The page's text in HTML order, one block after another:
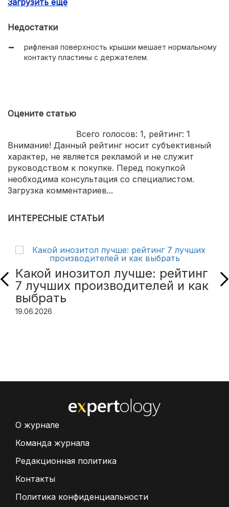
невысокая цена.
Загрузить еще
Недостатки
рифленая поверхность крышки мешает нормальному
контакту пластины с держателем.
Оцените статью
Всего голосов: 1, рейтинг: 1
Внимание! Данный рейтинг носит субъективный
характер, не является рекламой и не служит
руководством к покупке. Перед покупкой
необходима консультация со специалистом.
Загрузка комментариев...
ИНТЕРЕСНЫЕ СТАТЬИ
Какой инозитол лучше: рейтинг
7 лучших производителей и как
выбрать
19.06.2026
О журнале
Команда журнала
Редакционная политика
Контакты
Политика конфиденциальности